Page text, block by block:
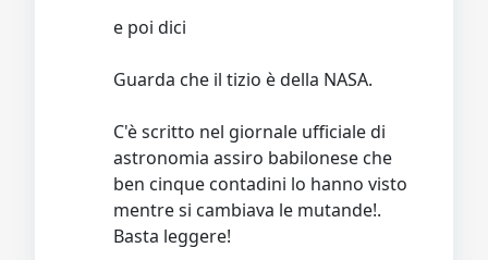
e poi dici
Guarda che il tizio è della NASA.
C'è scritto nel giornale ufficiale di
astronomia assiro babilonese che
ben cinque contadini lo hanno visto
mentre si cambiava le mutande!.
Basta leggere!